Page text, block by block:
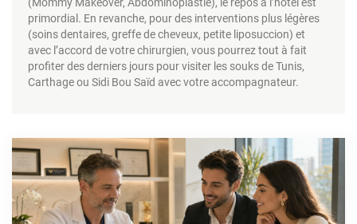
primordial. En revanche, pour des interventions plus légères
(soins dentaires, greffe de cheveux, petite liposuccion) et
avec l’accord de votre chirurgien, vous pourrez tout à fait
profiter des derniers jours pour visiter les souks de Tunis,
Carthage ou Sidi Bou Saïd avec votre accompagnateur.